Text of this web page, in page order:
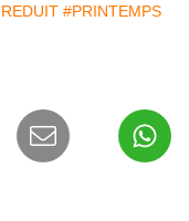
#PRINTEMPS